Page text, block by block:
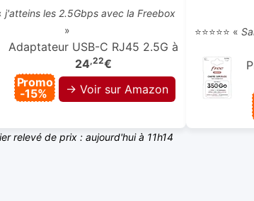
j'atteins les 2.5Gbps avec la Freebox
»
Adaptateur USB-C RJ45 2.5G à
24,22€
Promo
-15%
→ Voir sur Amazon
⭐⭐⭐⭐⭐ «
relevé de prix : aujourd'hui à 11h14